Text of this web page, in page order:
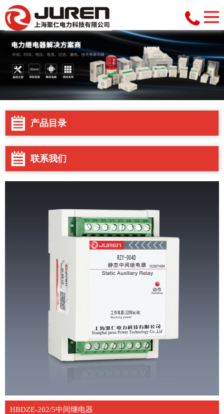
产品目录
联系我们
HBDZE-202/5中间继电器